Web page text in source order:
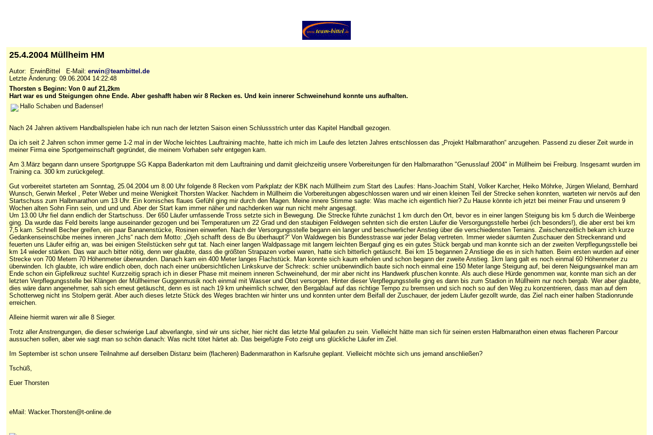
25.4.2004 Müllheim HM
Autor: ErwinBittel E-Mail: erwin@teambittel.de
Letzte Änderung: 09.06.2004 14:22:48
Thorsten s Beginn: Von 0 auf 21,2km
Hart war es und Steigungen ohne Ende. Aber geshafft haben wir 8 Recken es. Und kein innerer Schweinehund konnte uns aufhalten.
Hallo Schaben und Badenser!
Nach 24 Jahren aktivem Handballspielen habe ich nun nach der letzten Saison einen Schlussstrich unter das Kapitel Handball gezogen.
Da ich seit 2 Jahren schon immer gerne 1-2 mal in der Woche leichtes Lauftraining machte, hatte ich mich im Laufe des letzten Jahres entschlossen das „Projekt Halbmarathon“ anzugehen. Passend zu dieser Zeit wurde in
meiner Firma eine Sportgemeinschaft gegründet, die meinem Vorhaben sehr entgegen kam.
Am 3.März begann dann unsere Sportgruppe SG Kappa Badenkarton mit dem Lauftraining und damit gleichzeitig unsere Vorbereitungen für den Halbmarathon "Genusslauf 2004" in Müllheim bei Freiburg. Insgesamt wurden im
Training ca. 300 km zurückgelegt.
Gut vorbereitet starteten am Sonntag, 25.04.2004 um 8.00 Uhr folgende 8 Recken vom Parkplatz der KBK nach Müllheim zum Start des Laufes: Hans-Joachim Stahl, Volker Karcher, Heiko Möhrke, Jürgen Wieland, Bernhard
Wunsch, Gerwin Merkel , Peter Weber und meine Wenigkeit Thorsten Wacker. Nachdem in Müllheim die Vorbereitungen abgeschlossen waren und wir einen kleinen Teil der Strecke sehen konnten, warteten wir nervös auf den
Startschuss zum Halbmarathon um 13 Uhr. Ein komisches flaues Gefühl ging mir durch den Magen. Meine innere Stimme sagte: Was mache ich eigentlich hier? Zu Hause könnte ich jetzt bei meiner Frau und unserem 9
Wochen alten Sohn Finn sein, und und und. Aber der Start kam immer näher und nachdenken war nun nicht mehr angesagt.
Um 13.00 Uhr fiel dann endlich der Startschuss. Der 650 Läufer umfassende Tross setzte sich in Bewegung. Die Strecke führte zunächst 1 km durch den Ort, bevor es in einer langen Steigung bis km 5 durch die Weinberge
ging. Da wurde das Feld bereits lange auseinander gezogen und bei Temperaturen um 22 Grad und den staubigen Feldwegen sehnten sich die ersten Läufer die Versorgungsstelle herbei (ich besonders!), die aber erst bei km
7,5 kam. Schnell Becher greifen, ein paar Bananenstücke, Rosinen einwerfen. Nach der Versorgungsstelle begann ein langer und beschwerlicher Anstieg über die verschiedensten Terrains. Zwischenzeitlich bekam ich kurze
Gedankenseinschübe meines inneren „Ichs“ nach dem Motto: „Ojeh schafft dess de Bu überhaupt?“ Von Waldwegen bis Bundesstrasse war jeder Belag vertreten. Immer wieder säumten Zuschauer den Streckenrand und
feuerten uns Läufer eifrig an, was bei einigen Steilstücken sehr gut tat. Nach einer langen Waldpassage mit langem leichten Bergauf ging es ein gutes Stück bergab und man konnte sich an der zweiten Verpflegungsstelle bei
km 14 wieder stärken. Das war auch bitter nötig, denn wer glaubte, dass die größten Strapazen vorbei waren, hatte sich bitterlich getäuscht. Bei km 15 begannen 2 Anstiege die es in sich hatten. Beim ersten wurden auf einer
Strecke von 700 Metern 70 Höhenmeter überwunden. Danach kam ein 400 Meter langes Flachstück. Man konnte sich kaum erholen und schon begann der zweite Anstieg. 1km lang galt es noch einmal 60 Höhenmeter zu
überwinden. Ich glaubte, ich wäre endlich oben, doch nach einer unübersichtlichen Linkskurve der Schreck: schier unüberwindlich baute sich noch einmal eine 150 Meter lange Steigung auf, bei deren Neigungswinkel man am
Ende schon ein Gipfelkreuz suchte! Kurzzeitig sprach ich in dieser Phase mit meinem inneren Schweinehund, der mir aber nicht ins Handwerk pfuschen konnte. Als auch diese Hürde genommen war, konnte man sich an der
letzten Verpflegungsstelle bei Klängen der Müllheimer Guggenmusik noch einmal mit Wasser und Obst versorgen. Hinter dieser Verpflegungsstelle ging es dann bis zum Stadion in Müllheim nur noch bergab. Wer aber glaubte,
dies wäre dann angenehmer, sah sich erneut getäuscht, denn es ist nach 19 km unheimlich schwer, den Bergablauf auf das richtige Tempo zu bremsen und sich noch so auf den Weg zu konzentrieren, dass man auf dem
Schotterweg nicht ins Stolpern gerät. Aber auch dieses letzte Stück des Weges brachten wir hinter uns und konnten unter dem Beifall der Zuschauer, der jedem Läufer gezollt wurde, das Ziel nach einer halben Stadionrunde
erreichen.
Alleine hiermit waren wir alle 8 Sieger.
Trotz aller Anstrengungen, die dieser schwierige Lauf abverlangte, sind wir uns sicher, hier nicht das letzte Mal gelaufen zu sein. Vielleicht hätte man sich für seinen ersten Halbmarathon einen etwas flacheren Parcour
aussuchen sollen, aber wie sagt man so schön danach: Was nicht tötet härtet ab. Das beigefügte Foto zeigt uns glückliche Läufer im Ziel.
Im September ist schon unsere Teilnahme auf derselben Distanz beim (flacheren) Badenmarathon in Karlsruhe geplant. Vielleicht möchte sich uns jemand anschließen?
Tschüß,
Euer Thorsten
eMail: Wacker.Thorsten@t-online.de